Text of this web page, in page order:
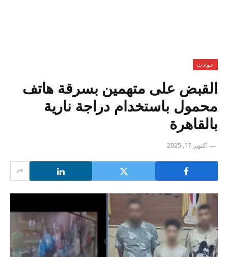
حوادث
القبض على متهمين بسرقة هاتف
محمول باستخدام دراجة نارية
بالقاهرة
أكتوبر 17, 2025